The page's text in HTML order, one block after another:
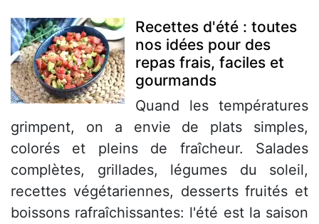
Recettes d'été : toutes
nos idées pour des
repas frais, faciles et
gourmands
Quand les températures
grimpent, on a envie de plats simples,
colorés et pleins de fraîcheur. Salades
complètes, grillades, légumes du soleil,
recettes végétariennes, desserts fruités et
boissons rafraîchissantes: l'été est la saison